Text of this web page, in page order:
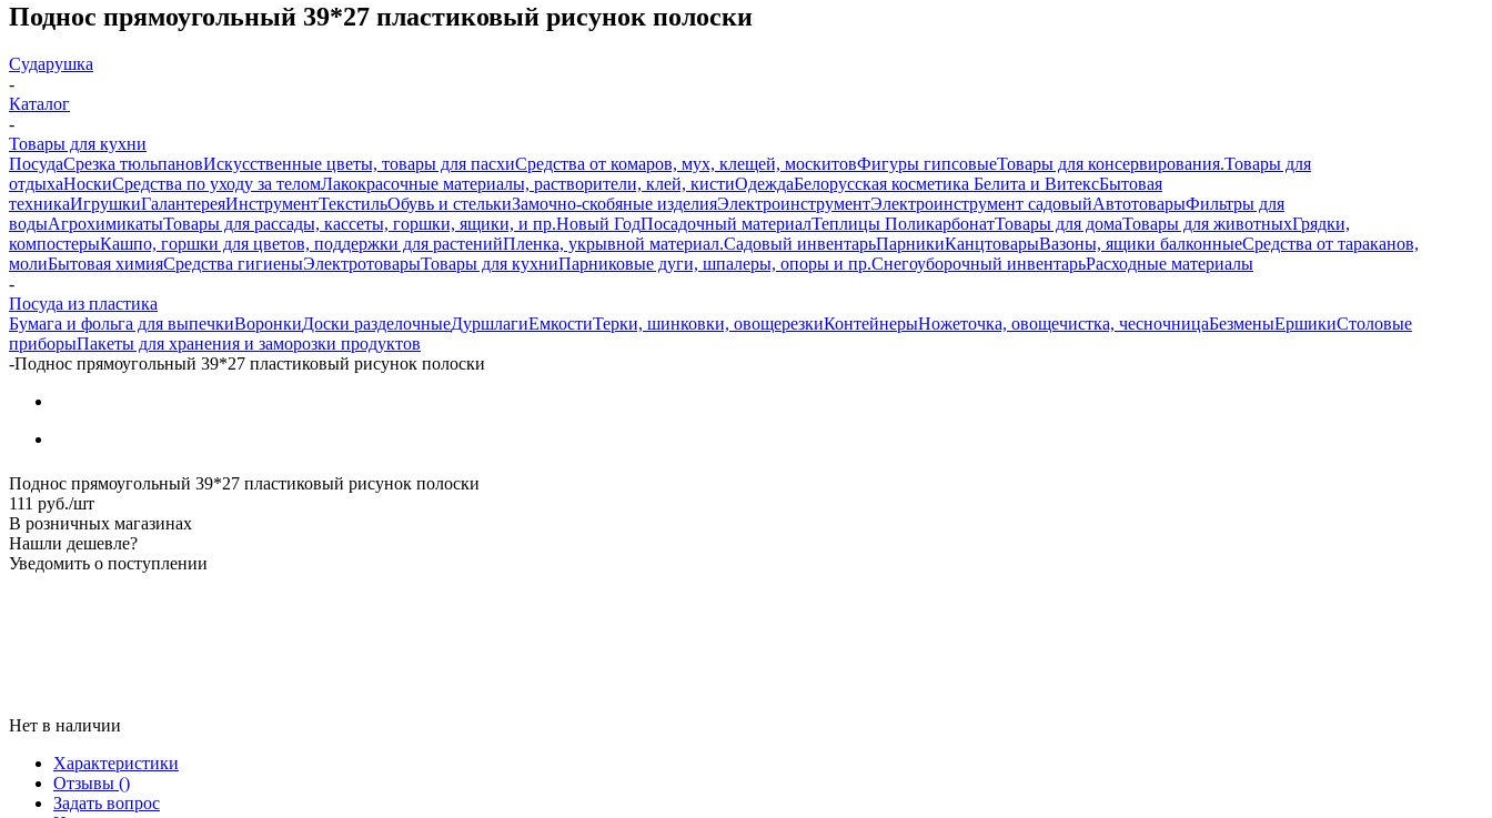
Поднос прямоугольный 39*27 пластиковый рисунок полоски
Сударушка
-
Каталог
-
Товары для кухни
ПосудаСрезка тюльпановИскусственные цветы, товары для пасхиСредства от комаров, мух, клещей, москитовФигуры гипсовыеТовары для консервирования.Товары для
отдыхаНоскиСредства по уходу за теломЛакокрасочные материалы, растворители, клей, кистиОдеждаБелорусская косметика Белита и ВитексБытовая
техникаИгрушкиГалантереяИнструментТекстильОбувь и стелькиЗамочно-скобяные изделияЭлектроинструментЭлектроинструмент садовыйАвтотоварыФильтры для
водыАгрохимикатыТовары для рассады, кассеты, горшки, ящики, и пр.Новый ГодПосадочный материалТеплицы ПоликарбонатТовары для домаТовары для животныхГрядки,
компостерыКашпо, горшки для цветов, поддержки для растенийПленка, укрывной материал.Садовый инвентарьПарникиКанцтоварыВазоны, ящики балконныеСредства от тараканов,
молиБытовая химияСредства гигиеныЭлектротоварыТовары для кухниПарниковые дуги, шпалеры, опоры и пр.Снегоуборочный инвентарьРасходные материалы
-
Посуда из пластика
Бумага и фольга для выпечкиВоронкиДоски разделочныеДуршлагиЕмкостиТерки, шинковки, овощерезкиКонтейнерыНожеточка, овощечистка, чесночницаБезменыЕршикиСтоловые
приборыПакеты для хранения и заморозки продуктов
-Поднос прямоугольный 39*27 пластиковый рисунок полоски
Поднос прямоугольный 39*27 пластиковый рисунок полоски
111 руб./шт
В розничных магазинах
Нашли дешевле?
Уведомить о поступлении
Нет в наличии
Характеристики
Отзывы ()
Задать вопрос